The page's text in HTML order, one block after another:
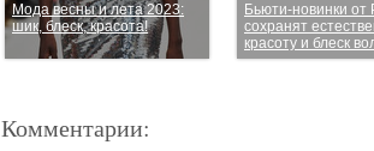
Мода весны и лета 2023:
шик, блеск, красота!
Бьюти-новинки от
сохранят
красоту и блеск
Комментарии: